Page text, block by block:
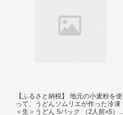
【ふるさと納税】 地元の小麦粉を使
って、うどんソムリエが作った冷凍
＜生＞うどん 5パック （2人前×5）